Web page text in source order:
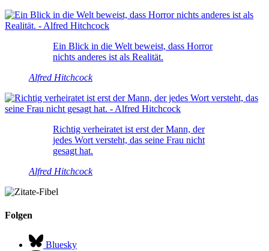
Ein Blick in die Welt beweist, dass Horror
nichts anderes ist als Realität.
Alfred Hitchcock
Richtig verheiratet ist erst der Mann, der
jedes Wort versteht, das seine Frau nicht
gesagt hat.
Alfred Hitchcock
Folgen
Bluesky